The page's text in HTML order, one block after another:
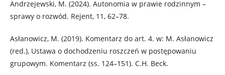
Andrzejewski, M. (2024). Autonomia w prawie rodzinnym –
sprawy o rozwód. Rejent, 11, 62–78.
Asłanowicz, M. (2019). Komentarz do art. 4. w: M. Asłanowicz
(red.), Ustawa o dochodzeniu roszczeń w postępowaniu
grupowym. Komentarz (ss. 124–151). C.H. Beck.